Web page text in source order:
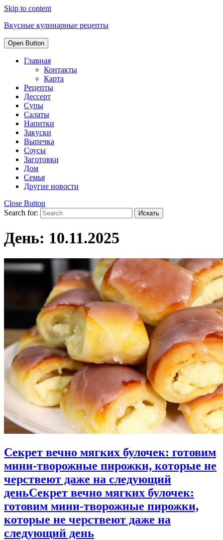
Skip to content
Вкусные кулинарные рецепты
Open Button
Главная
Контакты
Карта
Рецепты
Дессерт
Супы
Салаты
Напитки
Закуски
Выпечка
Соусы
Заготовки
Дом
Семья
Другие новости
Close Button
Search for:
День: 10.11.2025
Секрет вечно мягких булочек: готовим
мини-творожные пирожки, которые не
черствеют даже на следующий
деньСекрет вечно мягких булочек:
готовим мини-творожные пирожки,
которые не черствеют даже на
следующий день